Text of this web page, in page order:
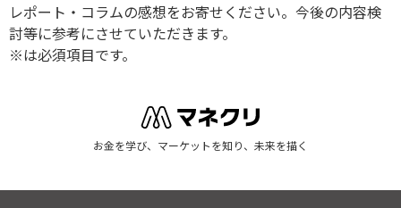
レポート・コラムの感想をお寄せください。今後の内容検
討等に参考にさせていただきます。
※は必須項目です。
お金を学び、マーケットを知り、未来を描く